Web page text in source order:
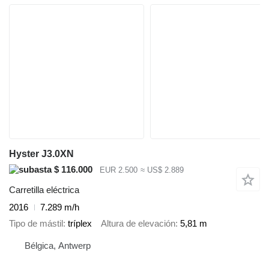
Hyster J3.0XN
$ 116.000
EUR 2.500 ≈ US$ 2.889
Carretilla eléctrica
2016
7.289 m/h
Tipo de mástil tríplex Altura de elevación 5,81 m
Bélgica, Antwerp